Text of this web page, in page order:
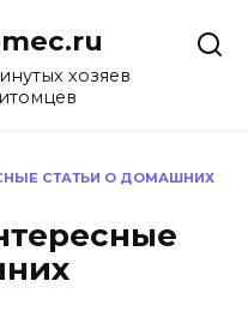
хозяев
СТАТЬИ О ДОМАШНИХ